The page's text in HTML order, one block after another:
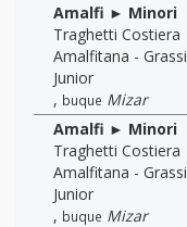
Amalfi ► Minori
Traghetti Costiera
Amalfitana - Grassi
Junior
, buque Mizar
Amalfi ► Minori
Traghetti Costiera
Amalfitana - Grassi
Junior
, buque Mizar